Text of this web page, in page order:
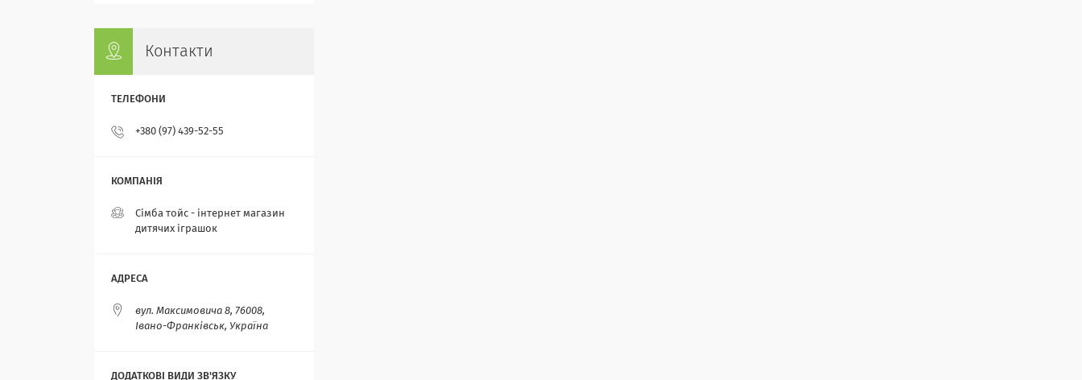
Контакти
+380 (97) 439-52-55
Сімба тойс - інтернет магазин
дитячих іграшок
вул. Максимовича 8, 76008,
Івано-Франківськ, Україна